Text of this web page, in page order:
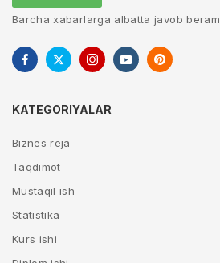
Barcha xabarlarga albatta javob
KATEGORIYALAR
Biznes reja
Taqdimot
Mustaqil ish
Statistika
Kurs ishi